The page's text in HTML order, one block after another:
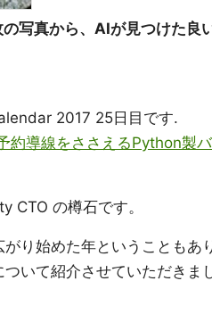
写真から、AIが見つけた良
2017 25日目です.
約導線をささえるPython製
CTO の樽石です。
り始めた年ということもあ
ついて紹介させていただきま